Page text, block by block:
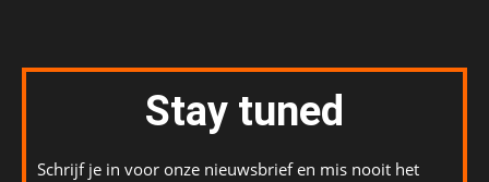
Stay tuned
Schrijf je in voor onze nieuwsbrief en mis nooit het